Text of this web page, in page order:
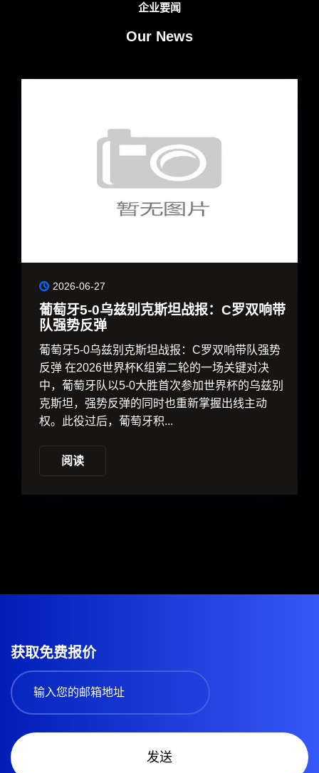
企业要闻
Our News
2026-06-27
葡萄牙5-0乌兹别克斯坦战报：C罗双响带
队强势反弹
葡萄牙5-0乌兹别克斯坦战报：C罗双响带队强势
反弹 在2026世界杯K组第二轮的一场关键对决
中，葡萄牙队以5-0大胜首次参加世界杯的乌兹别
克斯坦，强势反弹的同时也重新掌握出线主动
权。此役过后，葡萄牙积...
阅读
获取免费报价
发送